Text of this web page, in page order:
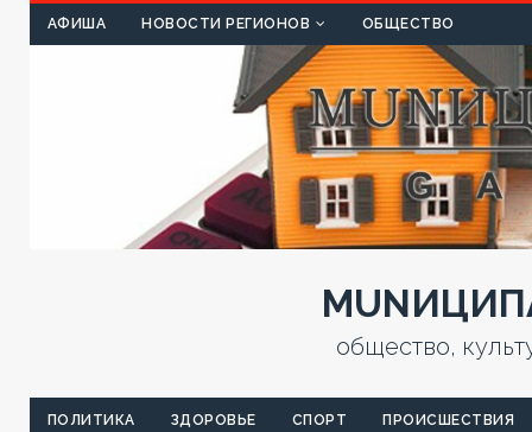
АФИША НОВОСТИ РЕГИОНОВ ОБЩЕСТВО
общество,
ПОЛИТИКА ЗДОРОВЬЕ СПОРТ ПРОИСШЕСТВИЯ